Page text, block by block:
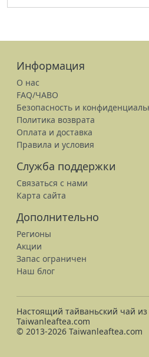
Информация
О нас
FAQ/ЧАВО
Безопасность и
Политика возврата
Оплата и доставка
Правила и условия
Служба поддержки
Связаться с нами
Карта сайта
Дополнительно
Регионы
Акции
Запас ограничен
Наш блог
Настоящий тайваньский чай
Taiwanleaftea.com
© 2013-2026 Taiwanleaftea.com